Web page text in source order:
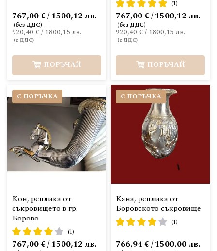
920,40 €/ 1800,15 лв.
767,00 € / 1500,12 лв.
ПОРЪЧАЙ
рейтинг:
100%
(1)
920,40 €/ 1800,15 лв.
767,00 € / 1500,12 лв.
ПОРЪЧАЙ
С ПОРЪЧКА
Кон, реплика от
съкровището в гр.
Борово
рейтинг:
80%
(1)
767,00 € / 1500,12 лв.
С ПОРЪЧКА
Кана, реплика от
Боровското съкровище
рейтинг:
(1)
766,94 € / 1500,00 лв.